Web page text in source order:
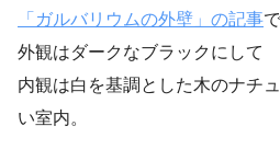
「ガルバリウムの外壁」の記事
外観はダークなブラックにして
内観は白を基調とした木のナチ
い室内。